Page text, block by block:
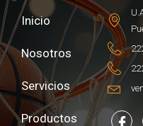
Inicio
Nosotros
Servicios
Productos